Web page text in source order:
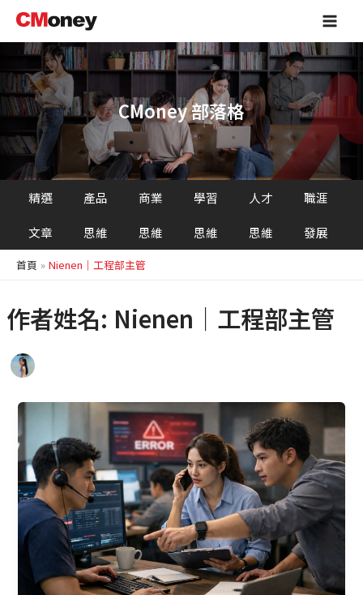
主
容
Main
CMoney 部落格
精選
文章
產品
思維
商業
思維
學習
思維
人才
思維
職涯
發展
首頁 Nienen｜工程部主管
作者姓名: Nienen｜工程部主管
都
做
對
了，
為
問